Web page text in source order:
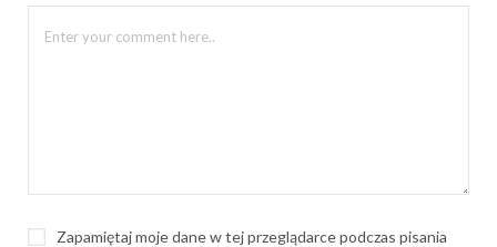
Zapamiętaj moje dane w tej przeglądarce podczas pisania